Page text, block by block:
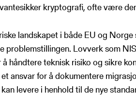
kryptografi, ofte være
landskapet i både EU og
problemstillingen. Lovverk som
håndtere teknisk risiko og sikre
ansvar for å dokumentere
levere i henhold til de nye